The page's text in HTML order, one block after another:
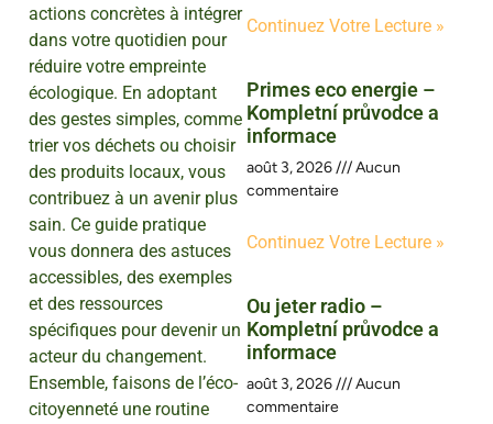
actions concrètes à intégrer
dans votre quotidien pour
réduire votre empreinte
écologique. En adoptant
des gestes simples, comme
trier vos déchets ou choisir
des produits locaux, vous
contribuez à un avenir plus
sain. Ce guide pratique
vous donnera des astuces
accessibles, des exemples
et des ressources
spécifiques pour devenir un
acteur du changement.
Ensemble, faisons de l’éco-
citoyenneté une routine
Continuez Votre Lecture »
Primes eco energie –
Kompletní průvodce a
informace
août 3, 2026
Aucun
commentaire
Continuez Votre Lecture »
Ou jeter radio –
Kompletní průvodce a
informace
août 3, 2026
Aucun
commentaire